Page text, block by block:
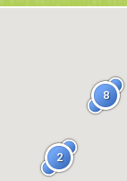
8
2